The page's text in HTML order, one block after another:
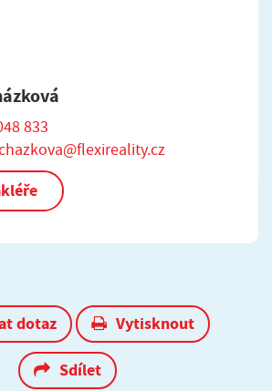
833
dotaz Vytisknout
Sdílet